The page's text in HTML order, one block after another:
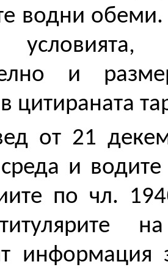
водни
и
цитираната
от 21
и
по чл.
титулярите